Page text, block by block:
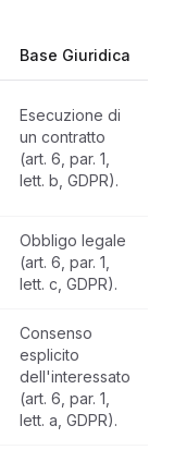
Base Giuridica
Esecuzione di
un contratto
(art. 6, par. 1,
lett. b, GDPR).
Obbligo legale
(art. 6, par. 1,
lett. c, GDPR).
Consenso
esplicito
dell'interessato
(art. 6, par. 1,
lett. a, GDPR).